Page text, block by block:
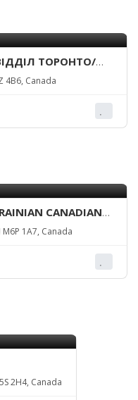
ТОРОНТО/
– TORONTO
4B6, Canada
CANADIANS
1A7, Canada
2H4, Canada